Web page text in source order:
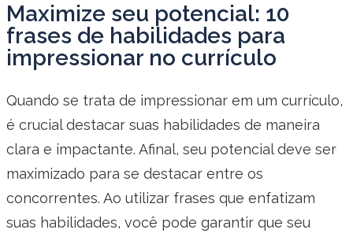
Maximize seu potencial: 10
frases de habilidades para
impressionar no currículo
Quando se trata de impressionar em um currículo,
é crucial destacar suas habilidades de maneira
clara e impactante. Afinal, seu potencial deve ser
maximizado para se destacar entre os
concorrentes. Ao utilizar frases que enfatizam
suas habilidades, você pode garantir que seu